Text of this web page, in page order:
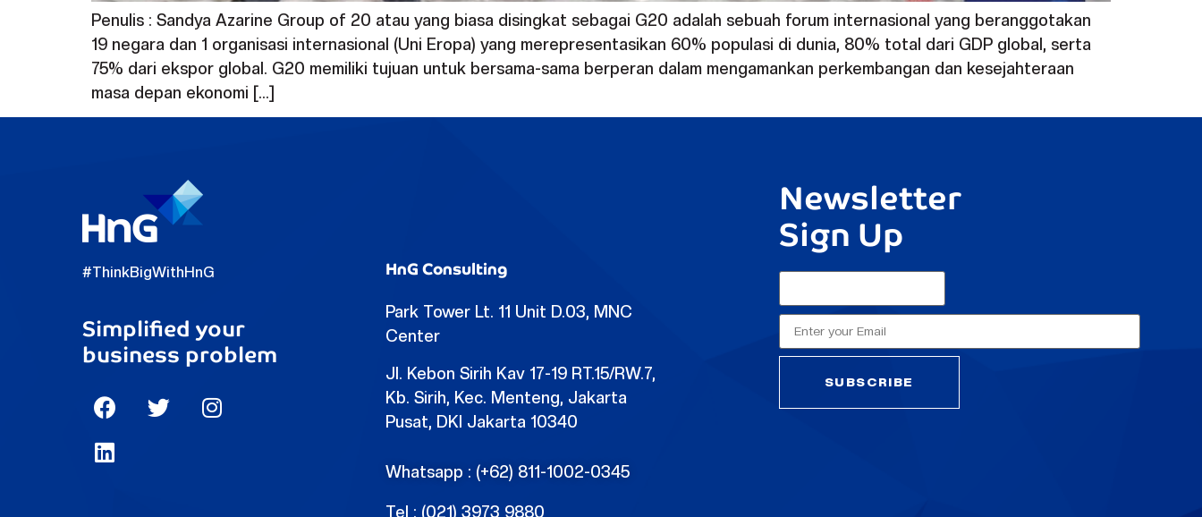
Penulis : Sandya Azarine Group of 20 atau yang biasa disingkat sebagai G20 adalah sebuah forum internasional yang beranggotakan
19 negara dan 1 organisasi internasional (Uni Eropa) yang merepresentasikan 60% populasi di dunia, 80% total dari GDP global, serta
75% dari ekspor global. G20 memiliki tujuan untuk bersama-sama berperan dalam mengamankan perkembangan dan kesejahteraan
masa depan ekonomi […]
#ThinkBigWithHnG
Simplified your
business problem
HnG Consulting
Park Tower Lt. 11 Unit D.03, MNC
Center
Jl. Kebon Sirih Kav 17-19 RT.15/RW.7,
Kb. Sirih, Kec. Menteng, Jakarta
Pusat, DKI Jakarta 10340
Whatsapp : (+62) 811-1002-0345
Tel : (021) 3973 9880
Newsletter
Sign Up